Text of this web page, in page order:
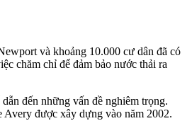
và khoảng 10.000 cư dân đã có
chăm chỉ để đảm bảo nước thải ra
đến những vấn đề nghiêm trọng.
Avery được xây dựng vào năm 2002.